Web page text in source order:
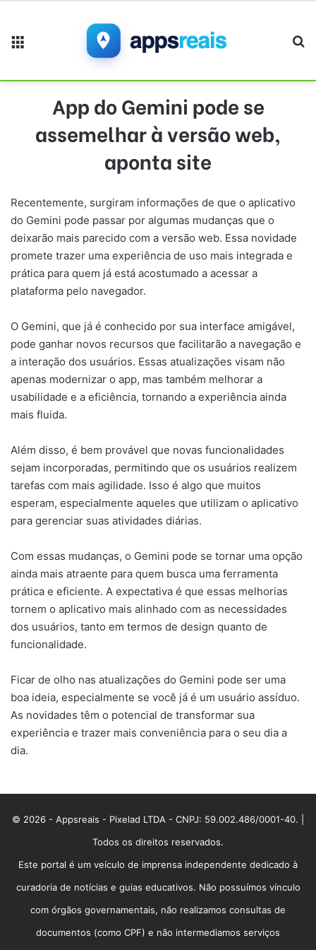
App do Gemini pode se
assemelhar à versão web,
aponta site
Recentemente, surgiram informações de que o aplicativo
do Gemini pode passar por algumas mudanças que o
deixarão mais parecido com a versão web. Essa novidade
promete trazer uma experiência de uso mais integrada e
prática para quem já está acostumado a acessar a
plataforma pelo navegador.
O Gemini, que já é conhecido por sua interface amigável,
pode ganhar novos recursos que facilitarão a navegação e
a interação dos usuários. Essas atualizações visam não
apenas modernizar o app, mas também melhorar a
usabilidade e a eficiência, tornando a experiência ainda
mais fluida.
Além disso, é bem provável que novas funcionalidades
sejam incorporadas, permitindo que os usuários realizem
tarefas com mais agilidade. Isso é algo que muitos
esperam, especialmente aqueles que utilizam o aplicativo
para gerenciar suas atividades diárias.
Com essas mudanças, o Gemini pode se tornar uma opção
ainda mais atraente para quem busca uma ferramenta
prática e eficiente. A expectativa é que essas melhorias
tornem o aplicativo mais alinhado com as necessidades
dos usuários, tanto em termos de design quanto de
funcionalidade.
Ficar de olho nas atualizações do Gemini pode ser uma
boa ideia, especialmente se você já é um usuário assíduo.
As novidades têm o potencial de transformar sua
experiência e trazer mais conveniência para o seu dia a
dia.
© 2026 - Appsreais - Pixelad LTDA - CNPJ: 59.002.486/0001-40. |
Todos os direitos reservados.
Este portal é um veículo de imprensa independente dedicado à
curadoria de notícias e guias educativos. Não possuímos vínculo
com órgãos governamentais, não realizamos consultas de
documentos (como CPF) e não intermediamos serviços